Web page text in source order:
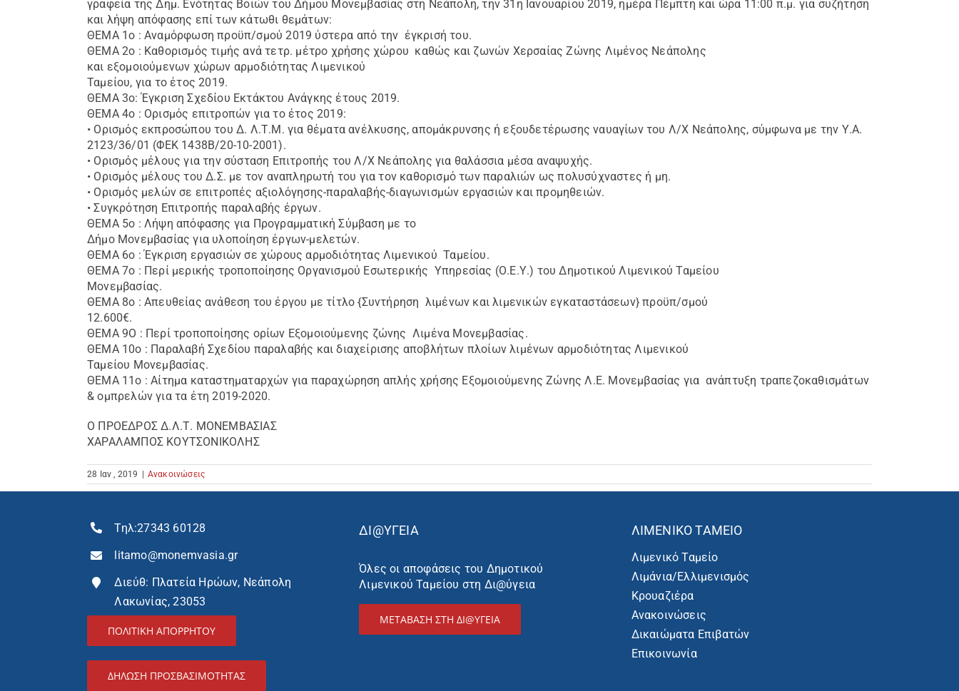
γραφεία της Δημ. Ενότητας Βοιών του Δήμου Μονεμβασίας στη Νεάπολη, την 31η Ιανουαρίου 2019, ημέρα Πέμπτη και ώρα 11:00 π.μ. για συζήτηση
και λήψη απόφασης επί των κάτωθι θεμάτων:
ΘΕΜΑ 1ο : Αναμόρφωση προϋπ/σμού 2019 ύστερα από την έγκρισή του.
ΘΕΜΑ 2ο : Καθορισμός τιμής ανά τετρ. μέτρο χρήσης χώρου καθώς και ζωνών Χερσαίας Ζώνης Λιμένος Νεάπολης
και εξομοιούμενων χώρων αρμοδιότητας Λιμενικού
Ταμείου, για το έτος 2019.
ΘΕΜΑ 3ο: Έγκριση Σχεδίου Εκτάκτου Ανάγκης έτους 2019.
ΘΕΜΑ 4ο : Ορισμός επιτροπών για το έτος 2019:
• Ορισμός εκπροσώπου του Δ. Λ.Τ.Μ. για θέματα ανέλκυσης, απομάκρυνσης ή εξουδετέρωσης ναυαγίων του Λ/Χ Νεάπολης, σύμφωνα με την Υ.Α.
2123/36/01 (ΦΕΚ 1438Β/20-10-2001).
• Ορισμός μέλους για την σύσταση Επιτροπής του Λ/Χ Νεάπολης για θαλάσσια μέσα αναψυχής.
• Ορισμός μέλους του Δ.Σ. με τον αναπληρωτή του για τον καθορισμό των παραλιών ως πολυσύχναστες ή μη.
• Ορισμός μελών σε επιτροπές αξιολόγησης-παραλαβής-διαγωνισμών εργασιών και προμηθειών.
• Συγκρότηση Επιτροπής παραλαβής έργων.
ΘΕΜΑ 5ο : Λήψη απόφασης για Προγραμματική Σύμβαση με το
Δήμο Μονεμβασίας για υλοποίηση έργων-μελετών.
ΘΕΜΑ 6ο : Έγκριση εργασιών σε χώρους αρμοδιότητας Λιμενικού Ταμείου.
ΘΕΜΑ 7ο : Περί μερικής τροποποίησης Οργανισμού Εσωτερικής Υπηρεσίας (Ο.Ε.Υ.) του Δημοτικού Λιμενικού Ταμείου
Μονεμβασίας.
ΘΕΜΑ 8ο : Απευθείας ανάθεση του έργου με τίτλο {Συντήρηση λιμένων και λιμενικών εγκαταστάσεων} προϋπ/σμού
12.600€.
ΘΕΜΑ 9Ο : Περί τροποποίησης ορίων Εξομοιούμενης ζώνης Λιμένα Μονεμβασίας.
ΘΕΜΑ 10ο : Παραλαβή Σχεδίου παραλαβής και διαχείρισης αποβλήτων πλοίων λιμένων αρμοδιότητας Λιμενικού
Ταμείου Μονεμβασίας.
ΘΕΜΑ 11ο : Αίτημα καταστηματαρχών για παραχώρηση απλής χρήσης Εξομοιούμενης Ζώνης Λ.Ε. Μονεμβασίας για ανάπτυξη τραπεζοκαθισμάτων
& ομπρελών για τα έτη 2019-2020.
Ο ΠΡΟΕΔΡΟΣ Δ.Λ.Τ. ΜΟΝΕΜΒΑΣΙΑΣ
ΧΑΡΑΛΑΜΠΟΣ ΚΟΥΤΣΟΝΙΚΟΛΗΣ
28 Ιαν , 2019 | Ανακοινώσεις
Τηλ:27343 60128
litamo@monemvasia.gr
Διεύθ: Πλατεία Ηρώων, Νεάπολη
Λακωνίας, 23053
ΠΟΛΙΤΙΚΗ ΑΠΟΡΡΗΤΟΥ
ΔΉΛΩΣΗ ΠΡΟΣΒΑΣΙΜΌΤΗΤΑΣ
ΔΙ@ΥΓΕΙΑ
Όλες οι αποφάσεις του Δημοτικού
Λιμενικού Ταμείου στη Δι@ύγεια
ΜΕΤΑΒΑΣΗ ΣΤΗ ΔΙ@ΥΓΕΙΑ
ΛΙΜΕΝΙΚΌ ΤΑΜΕΊΟ
Λιμενικό Ταμείο
Λιμάνια/Ελλιμενισμός
Κρουαζιέρα
Ανακοινώσεις
Δικαιώματα Επιβατών
Επικοινωνία